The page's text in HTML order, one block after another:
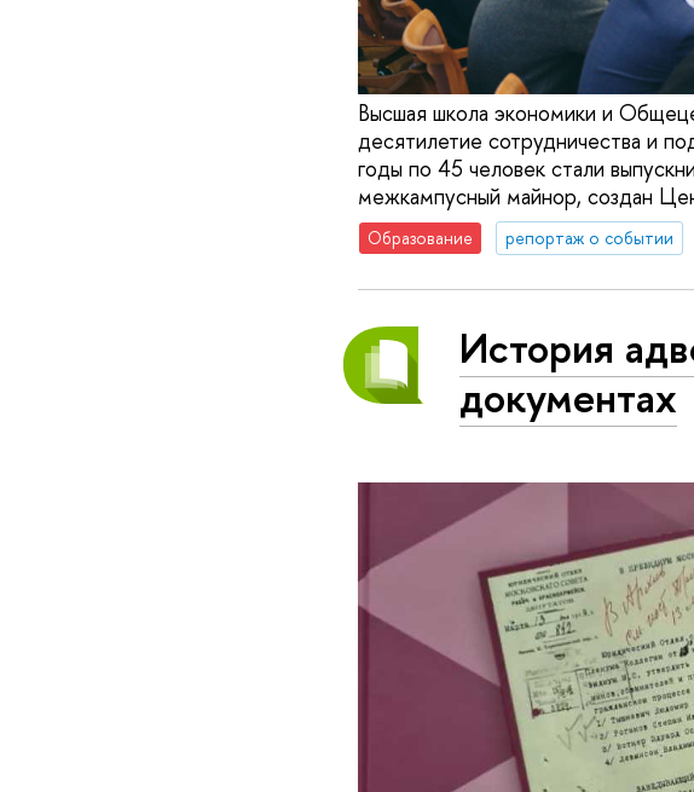
Высшая школа экономики и
десятилетие сотрудничества и
годы по 45 человек стали
межкампусный майнор, создан
Образование репортаж о событии
История
документах